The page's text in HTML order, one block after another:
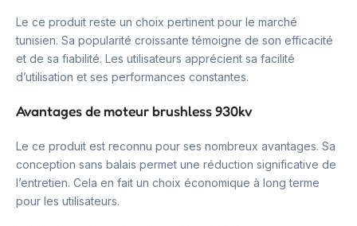
Le ce produit reste un choix pertinent pour le marché
tunisien. Sa popularité croissante témoigne de son efficacité
et de sa fiabilité. Les utilisateurs apprécient sa facilité
d’utilisation et ses performances constantes.
Avantages de moteur brushless 930kv
Le ce produit est reconnu pour ses nombreux avantages. Sa
conception sans balais permet une réduction significative de
l’entretien. Cela en fait un choix économique à long terme
pour les utilisateurs.